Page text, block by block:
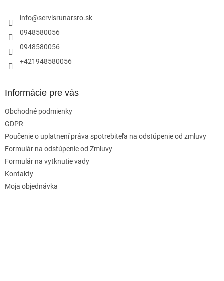
info@servisrunarsro.sk
0948580056
0948580056
+421948580056
Informácie pre vás
Obchodné podmienky
GDPR
Poučenie o uplatnení práva spotrebiteľa na odstúpenie od zmluvy
Formulár na odstúpenie od Zmluvy
Formulár na vytknutie vady
Kontakty
Moja objednávka